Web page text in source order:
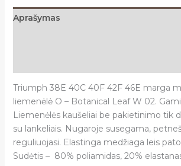
Aprašymas
Triumph 38E 40C 40F 42F 46E marga
liemenėlė O – Botanical Leaf W 02.
Liemenėlės kaušeliai be pakietinimo tik
su lankeliais. Nugaroje susegama,
reguliuojasi. Elastinga medžiaga leis
Sudėtis – 80% poliamidas, 20%